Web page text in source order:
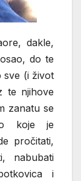
dakle,
do te
sve (i život
te njihove
zanatu se
koje je
pročitati,
nabubati
i